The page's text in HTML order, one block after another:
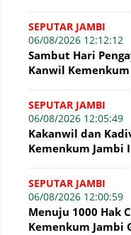
SEPUTAR JAMBI
06/08/2026 12:12:12
Sambut Hari
Kanwil
Gratis
SEPUTAR JAMBI
06/08/2026 12:05:49
Kakanwil dan
Kemenkum Jambi
Secara Admin
SEPUTAR JAMBI
06/08/2026 12:00:59
Menuju 1000 Hak
Kemenkum Jambi